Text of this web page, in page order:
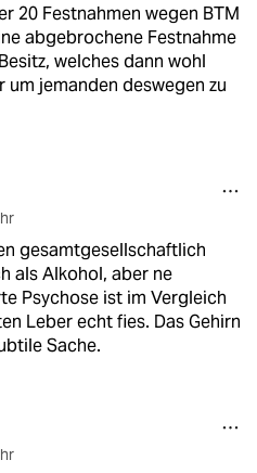
20 Festnahmen wegen BTM
abgebrochene Festnahme
welches dann wohl
um jemanden deswegen zu
gesamtgesellschaftlich
als Alkohol, aber ne
Psychose ist im Vergleich
Leber echt fies. Das Gehirn
Sache.